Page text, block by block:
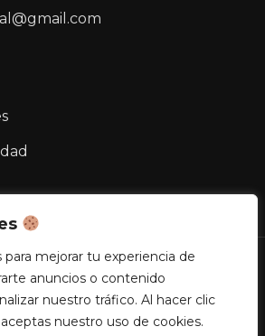
para mejorar tu experiencia de
anuncios o contenido
nuestro tráfico. Al hacer clic
nuestro uso de cookies.
Clínica Garden. Todos los